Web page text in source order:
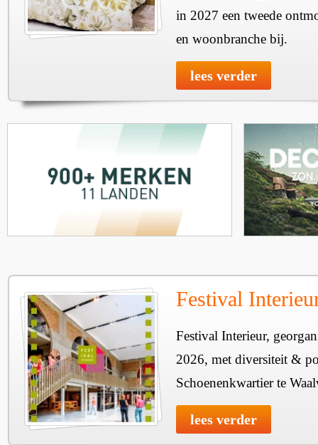
in 2027 een tweede
en woonbranche bij.
lees verder
Festival
Festival Interieur,
2026, met diversiteit &
Schoenenkwartier te
lees verder